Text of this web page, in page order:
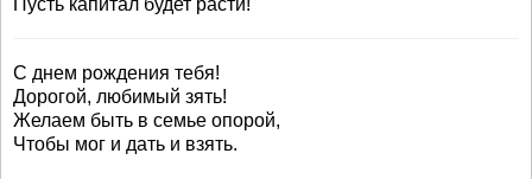
Пусть капитал будет расти!
С днем рождения тебя!
Дорогой, любимый зять!
Желаем быть в семье опорой,
Чтобы мог и дать и взять.